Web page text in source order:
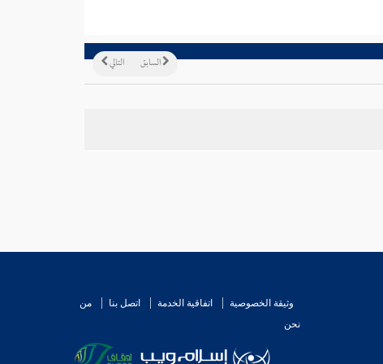
التالي السابق
وثيقة الخصوصية اتفاقية الخدمة اتصل بنا
من
نحن